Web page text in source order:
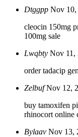
Dtggpp Nov 10,
cleocin 150mg
100mg sale
Lwqbty Nov 11,
order tadacip
Zelbuf Nov 12,
buy tamoxifen
rhinocort online
Bylaav Nov 13,